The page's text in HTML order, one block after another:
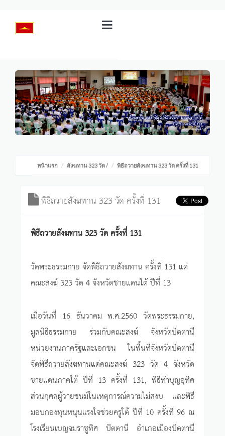
หน้าแรก สังฆทาน 323 วัด/ พิธีถวายสังฆทาน 323 วัด ครั้งที่ 131
พิธีถวายสังฆทาน 323 วัด ครั้งที่ 131
พิธีถวายสังฆทาน 323 วัด ครั้งที่ 131
วัดพระธรรมกาย จัดพิธีถวายสังฆทาน ครั้งที่ 131 แด่
คณะสงฆ์ 323 วัด 4 จังหวัดชายแดนใต้ ปีที่ 13
เมื่อวันที่ 16 ธันวาคม พ.ศ.2560 วัดพระธรรมกาย,
มูลนิธิธรรมกาย ร่วมกับคณะสงฆ์ จังหวัดปัตตานี
หน่วยงานภาครัฐและเอกชน ในพื้นที่จังหวัดปัตตานี
จัดพิธีถวายสังฆทานแด่คณะสงฆ์ 323 วัด 4 จังหวัด
ชายแดนภาคใต้ ปีที่ 13 ครั้งที่ 131, พิธีทำบุญอุทิศ
ส่วนกุศลผู้วายชนม์ในเหตุการณ์ความไม่สงบ และพิธี
มอบกองทุนหนุนแรงใจช่วยครูใต้ ปีที่ 10 ครั้งที่ 96 ณ
โรงเรียนเบญจมราชูทิศ ปัตตานี อำเภอเมืองปัตตานี